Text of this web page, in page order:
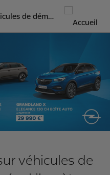
Opel flash deals sur véhicules de démonstration « zéro kilomètre »
véhicules de